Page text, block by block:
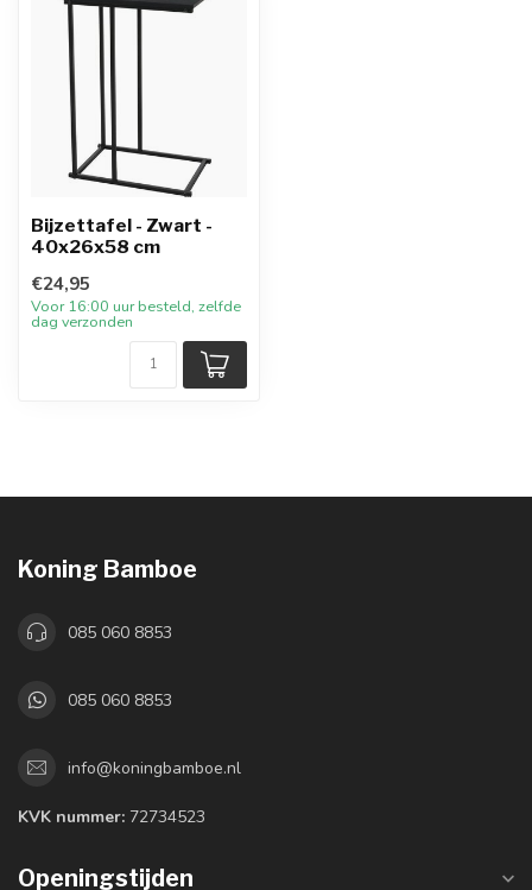
Bijzettafel - Zwart -
40x26x58 cm
€24,95
Voor 16:00 uur besteld, zelfde
dag verzonden
Koning Bamboe
085 060 8853
085 060 8853
info@koningbamboe.nl
KVK nummer: 72734523
Openingstijden